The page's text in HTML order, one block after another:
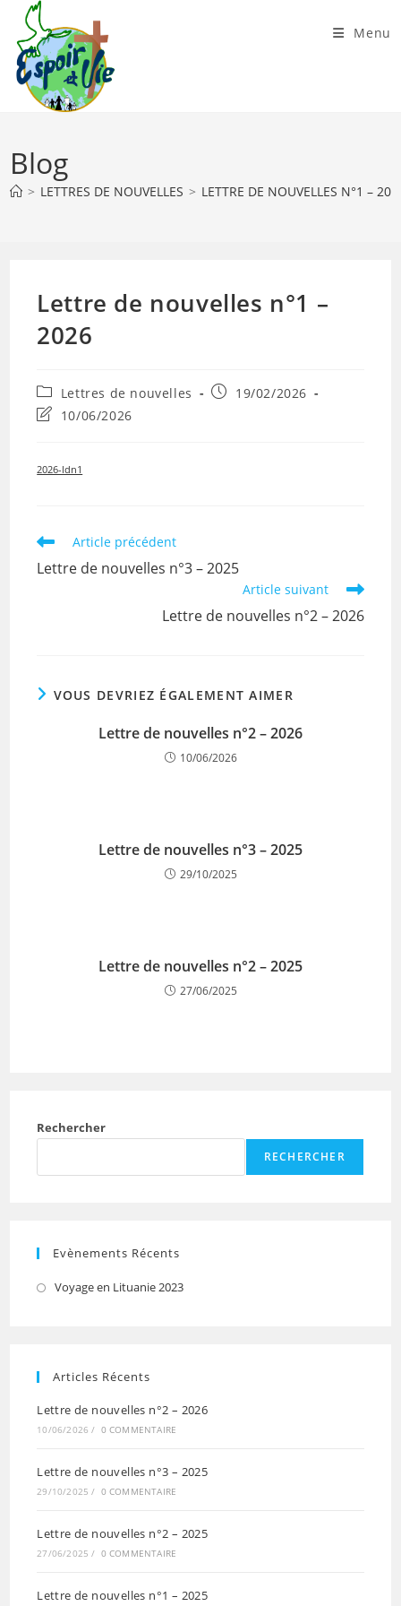
content
Menu
Blog
> LETTRES DE NOUVELLES > LETTRE DE NOUVELLES N°1 –
Lettre de nouvelles n°1 –
2026
Post
category:
Lettres de nouvelles
Publication
19/02/2026
Dernière
la
10/06/2026
2026-ldn1
Read
articles
Article précédent
Lettre de nouvelles n°3 – 2025
Article suivant
Lettre de nouvelles n°2 – 2026
VOUS DEVRIEZ ÉGALEMENT AIMER
Lettre de nouvelles n°2 – 2026
10/06/2026
Lettre de nouvelles n°3 – 2025
29/10/2025
Lettre de nouvelles n°2 – 2025
27/06/2025
Rechercher
RECHERCHER
Evènements Récents
Voyage en Lituanie 2023
Articles Récents
Lettre de nouvelles n°2 – 2026
10/06/2026 / 0 COMMENTAIRE
Lettre de nouvelles n°3 – 2025
29/10/2025 / 0 COMMENTAIRE
Lettre de nouvelles n°2 – 2025
27/06/2025 / 0 COMMENTAIRE
Lettre de nouvelles n°1 – 2025